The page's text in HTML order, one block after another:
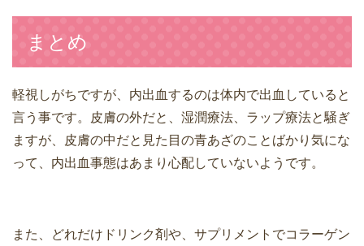
まとめ
軽視しがちですが、内出血するのは体内で出血していると
言う事です。皮膚の外だと、湿潤療法、ラップ療法と騒ぎ
ますが、皮膚の中だと見た目の青あざのことばかり気にな
って、内出血事態はあまり心配していないようです。
また、どれだけドリンク剤や、サプリメントでコラーゲン